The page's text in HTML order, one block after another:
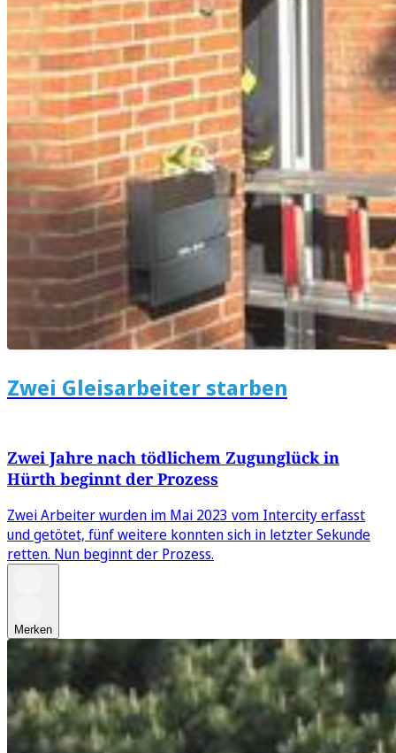
Zwei Gleisarbeiter starben
Zwei Jahre nach tödlichem Zugunglück in
Hürth beginnt der Prozess
Zwei Arbeiter wurden im Mai 2023 vom Intercity erfasst
und getötet, fünf weitere konnten sich in letzter Sekunde
retten. Nun beginnt der Prozess.
Merken